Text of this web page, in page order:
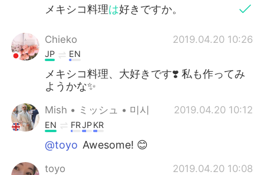
メキシコ料理は好きですか。
Chieko 2019.04.20 10:26
JP EN
メキシコ料理、大好きです❣️ 私も作ってみ
ようかな✨
Mish • ミッシュ • 미시 2019.04.20 10:12
EN FRJPKR
@toyo Awesome! 😊
toyo 2019.04.20 10:08